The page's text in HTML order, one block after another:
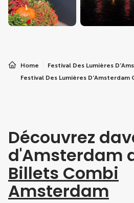
Home
Festival Des Lumières
Festival Des Lumières D'Amsterdam
Découvrez davantage
d'Amsterdam
Billets Combi
Amsterdam